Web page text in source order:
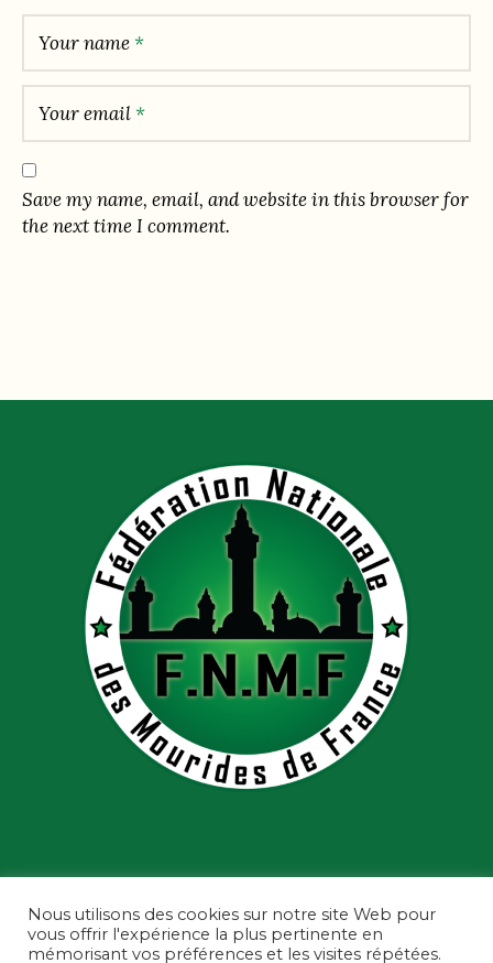
Your name *
Your email *
Save my name, email, and website in this browser for
the next time I comment.
Nous utilisons des cookies sur notre site Web pour
vous offrir l'expérience la plus pertinente en
mémorisant vos préférences et les visites répétées.